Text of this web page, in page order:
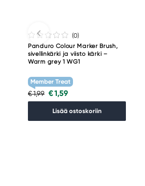
(0)
Panduro Colour Marker Brush,
sivellinkärki ja viisto kärki –
Warm grey 1 WG1
Member Treat
€ 1,99 € 1,59
Lisää ostoskoriin